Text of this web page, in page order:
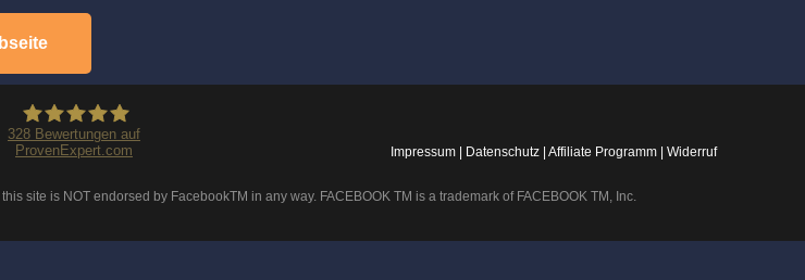
328Bewertungen auf
ProvenExpert.com
Impressum | Datenschutz |Affiliate Programm |Widerruf
site is NOT endorsed by FacebookTM in any way. FACEBOOK TM is a trademark of FACEBOOK TM, Inc.